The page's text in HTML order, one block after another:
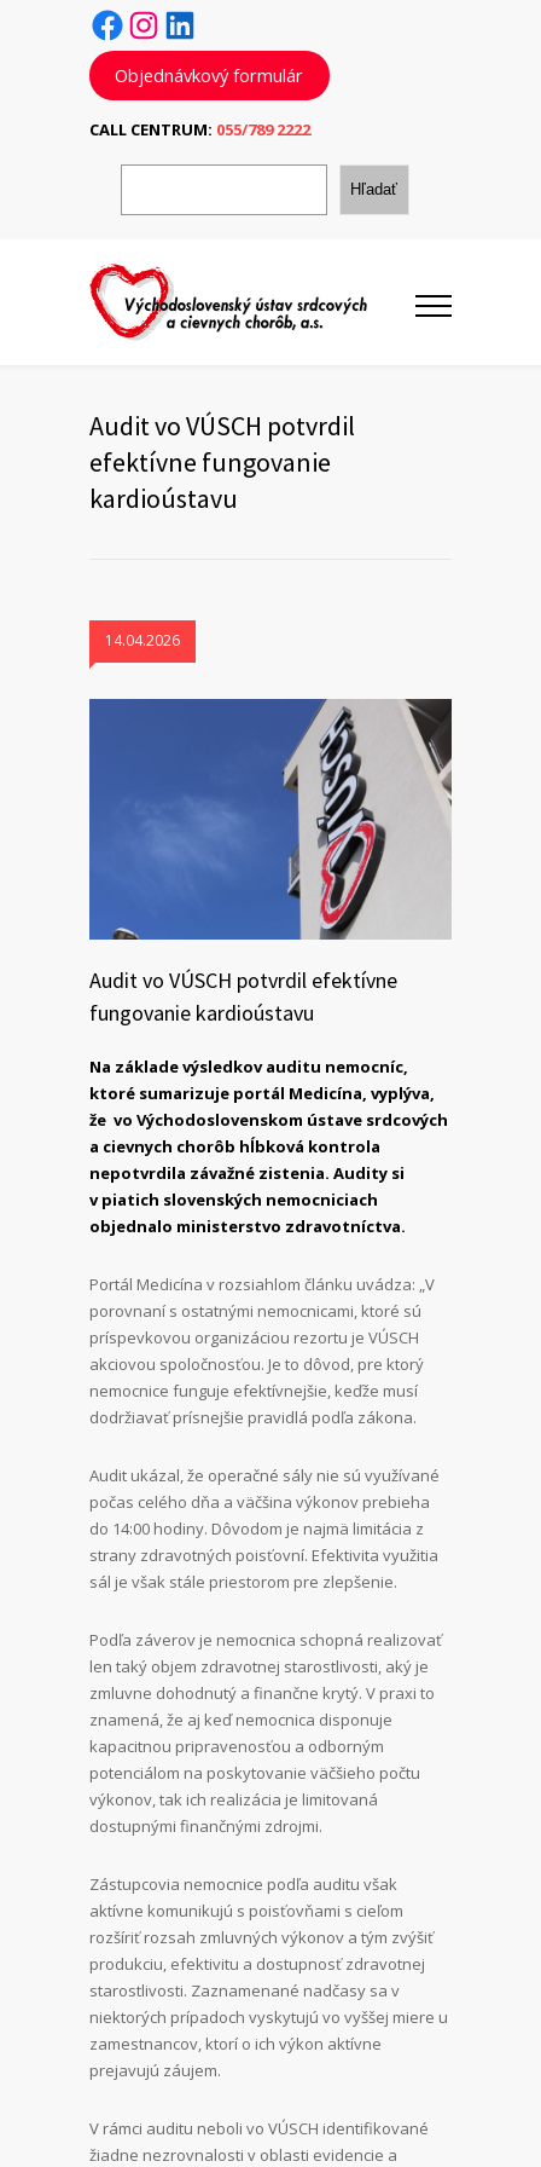
Facebook Instagram LinkedIn
Objednávkový formulár
CALL CENTRUM: 055/789 2222
H
d
Hľadať
Audit vo VÚSCH potvrdil
efektívne fungovanie
kardioústavu
14.04.2026
Audit vo VÚSCH potvrdil efektívne
fungovanie kardioústavu
Na základe výsledkov auditu nemocníc,
ktoré sumarizuje portál Medicína, vyplýva,
že vo Východoslovenskom ústave srdcových
a cievnych chorôb hĺbková kontrola
nepotvrdila závažné zistenia. Audity si
v piatich slovenských nemocniciach
objednalo ministerstvo zdravotníctva.
Portál Medicína v rozsiahlom článku uvádza: „V
porovnaní s ostatnými nemocnicami, ktoré sú
príspevkovou organizáciou rezortu je VÚSCH
akciovou spoločnosťou. Je to dôvod, pre ktorý
nemocnice funguje efektívnejšie, keďže musí
dodržiavať prísnejšie pravidlá podľa zákona.
Audit ukázal, že operačné sály nie sú využívané
počas celého dňa a väčšina výkonov prebieha
do 14:00 hodiny. Dôvodom je najmä limitácia z
strany zdravotných poisťovní. Efektivita využitia
sál je však stále priestorom pre zlepšenie.
Podľa záverov je nemocnica schopná realizovať
len taký objem zdravotnej starostlivosti, aký je
zmluvne dohodnutý a finančne krytý. V praxi to
znamená, že aj keď nemocnica disponuje
kapacitnou pripravenosťou a odborným
potenciálom na poskytovanie väčšieho počtu
výkonov, tak ich realizácia je limitovaná
dostupnými finančnými zdrojmi.
Zástupcovia nemocnice podľa auditu však
aktívne komunikujú s poisťovňami s cieľom
rozšíriť rozsah zmluvných výkonov a tým zvýšiť
produkciu, efektivitu a dostupnosť zdravotnej
starostlivosti. Zaznamenané nadčasy sa v
niektorých prípadoch vyskytujú vo vyššej miere u
zamestnancov, ktorí o ich výkon aktívne
prejavujú záujem.
V rámci auditu neboli vo VÚSCH identifikované
žiadne nezrovnalosti v oblasti evidencie a